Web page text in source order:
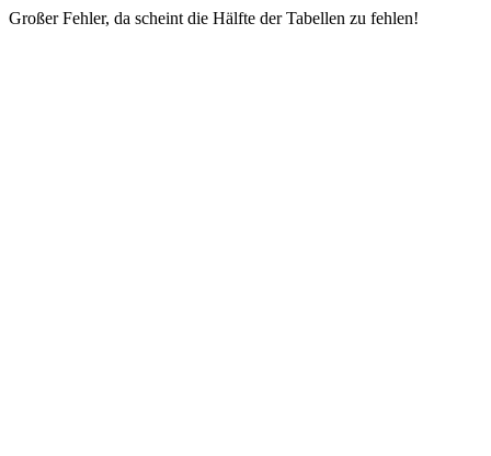
Großer Fehler, da scheint die Hälfte der Tabellen zu fehlen!